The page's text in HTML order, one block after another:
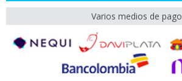
Varios medios de pago